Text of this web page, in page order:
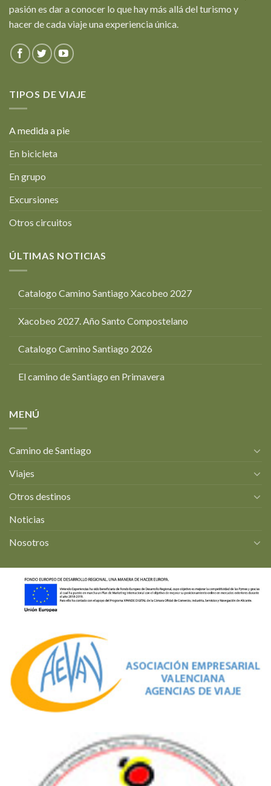
pasión es dar a conocer lo que hay más allá del turismo y
hacer de cada viaje una experiencia única.
TIPOS DE VIAJE
A medida a pie
En bicicleta
En grupo
Excursiones
Otros circuitos
ÚLTIMAS NOTICIAS
Catalogo Camino Santiago Xacobeo 2027
Xacobeo 2027. Año Santo Compostelano
Catalogo Camino Santiago 2026
El camino de Santiago en Primavera
MENÚ
Camino de Santiago
Viajes
Otros destinos
Noticias
Nosotros